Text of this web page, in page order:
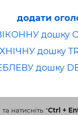
додати
дошку
дошку
дошку
натисніть "Ctrl +